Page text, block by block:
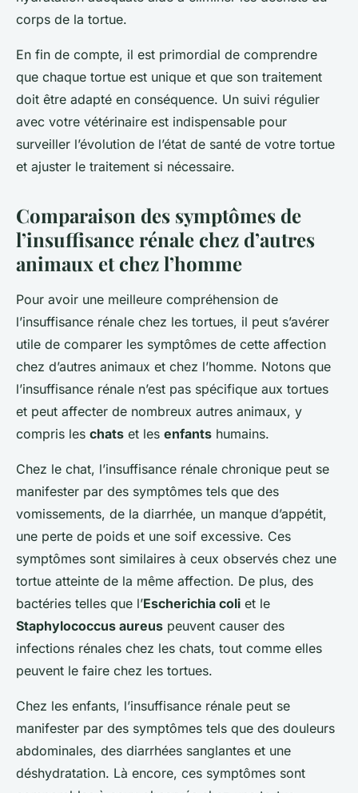
corps de la tortue.
En fin de compte, il est primordial de comprendre
que chaque tortue est unique et que son traitement
doit être adapté en conséquence. Un suivi régulier
avec votre vétérinaire est indispensable pour
surveiller l’évolution de l’état de santé de votre tortue
et ajuster le traitement si nécessaire.
Comparaison des symptômes de
l’insuffisance rénale chez d’autres
animaux et chez l’homme
Pour avoir une meilleure compréhension de
l’insuffisance rénale chez les tortues, il peut s’avérer
utile de comparer les symptômes de cette affection
chez d’autres animaux et chez l’homme. Notons que
l’insuffisance rénale n’est pas spécifique aux tortues
et peut affecter de nombreux autres animaux, y
compris les chats et les enfants humains.
Chez le chat, l’insuffisance rénale chronique peut se
manifester par des symptômes tels que des
vomissements, de la diarrhée, un manque d’appétit,
une perte de poids et une soif excessive. Ces
symptômes sont similaires à ceux observés chez une
tortue atteinte de la même affection. De plus, des
bactéries telles que l’Escherichia coli et le
Staphylococcus aureus peuvent causer des
infections rénales chez les chats, tout comme elles
peuvent le faire chez les tortues.
Chez les enfants, l’insuffisance rénale peut se
manifester par des symptômes tels que des douleurs
abdominales, des diarrhées sanglantes et une
déshydratation. Là encore, ces symptômes sont